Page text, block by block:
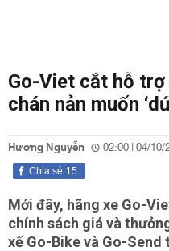
Go-Viet cắt hỗ
chán nản muốn
Hương Nguyễn 02:00 | 04/10/
15
Chia sẻ
Mới đây, hãng xe Go-
chính sách giá và
xế Go-Bike và Go-Send